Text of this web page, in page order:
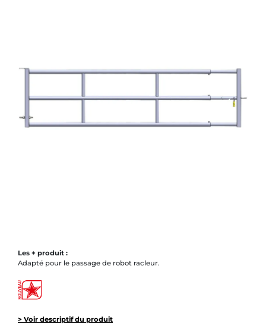
Les + produit :
Adapté pour le passage de robot racleur.
> Voir descriptif du produit